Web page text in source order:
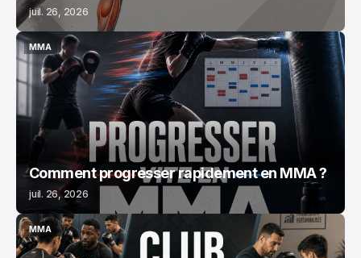
juil. 26, 2026
MMA
MMA
Comment progresser rapidement en MMA ?
juil. 26, 2026
MMA
MMA